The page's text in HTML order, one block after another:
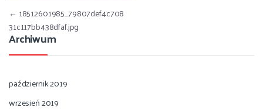
Nawigacja wpisu
← 18512601985_79807def4c708
31c117bb438dfaf.jpg
Archiwum
październik 2019
wrzesień 2019